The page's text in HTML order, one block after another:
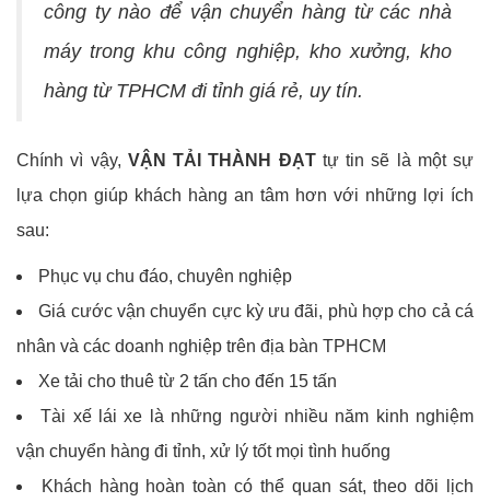
công ty nào để vận chuyển hàng từ các nhà
máy trong khu công nghiệp, kho xưởng, kho
hàng từ TPHCM đi tỉnh giá rẻ, uy tín.
Chính vì vậy, VẬN TẢI THÀNH ĐẠTtự tin sẽ là một sự
lựa chọn giúp khách hàng an tâm hơn với những lợi ích
sau:
Phục vụ chu đáo, chuyên nghiệp
Giá cước vận chuyển cực kỳ ưu đãi, phù hợp cho cả cá
nhân và các doanh nghiệp trên địa bàn TPHCM
Xe tải cho thuê từ 2 tấn cho đến 15 tấn
Tài xế lái xe là những người nhiều năm kinh nghiệm
vận chuyển hàng đi tỉnh, xử lý tốt mọi tình huống
Khách hàng hoàn toàn có thể quan sát, theo dõi lịch